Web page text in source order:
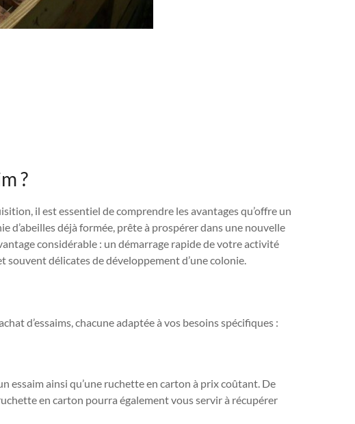
?
il est essentiel de comprendre les avantages qu’offre un
d’abeilles déjà formée, prête à prospérer dans une nouvelle
considérable : un démarrage rapide de votre activité
souvent délicates de développement d’une colonie.
d’essaims, chacune adaptée à vos besoins spécifiques :
essaim ainsi qu’une ruchette en carton à prix coûtant. De
en carton pourra également vous servir à récupérer